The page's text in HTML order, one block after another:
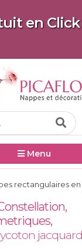
en Click
Menu
rectangulaires
jacquard